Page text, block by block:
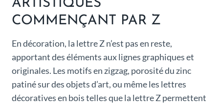
ARTISTIQUES
COMMENÇANT PAR Z
En décoration, la lettre Z n’est pas en reste,
apportant des éléments aux lignes graphiques et
originales. Les motifs en zigzag, porosité du zinc
patiné sur des objets d’art, ou même les lettres
décoratives en bois telles que la lettre Z permettent